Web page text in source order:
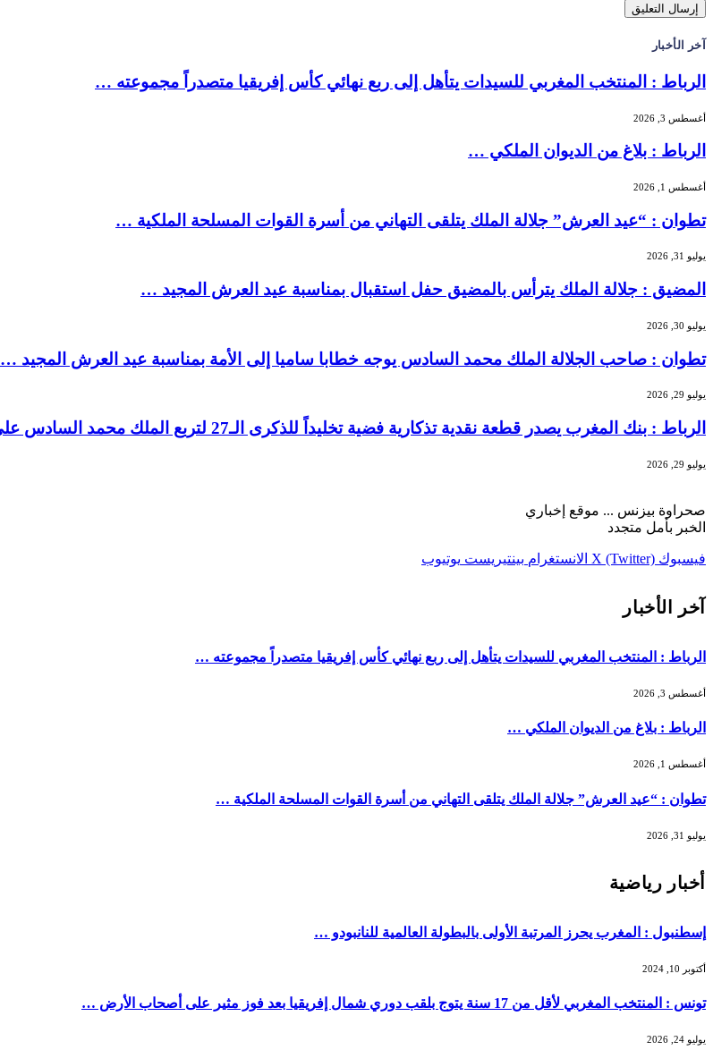
آخر الأخبار
الرباط : المنتخب المغربي للسيدات يتأهل إلى ربع نهائي كأس إفريقيا متصدراً مجموعته …
أغسطس 3, 2026
الرباط : بلاغ من الديوان الملكي …
أغسطس 1, 2026
تطوان : “عيد العرش” جلالة الملك يتلقى التهاني من أسرة القوات المسلحة الملكية …
يوليو 31, 2026
المضيق : جلالة الملك يترأس بالمضيق حفل استقبال بمناسبة عيد العرش المجيد …
يوليو 30, 2026
تطوان : صاحب الجلالة الملك محمد السادس يوجه خطابا ساميا إلى الأمة بمناسبة عيد العرش المجيد …
يوليو 29, 2026
الرباط : بنك المغرب يصدر قطعة نقدية تذكارية فضية تخليداً للذكرى الـ27 لتربع الملك محمد السادس على العرش …
يوليو 29, 2026
صحراوة بيزنس ... موقع إخباري
الخبر بأمل متجدد
فيسبوك X (Twitter) الانستغرام بينتيريست يوتيوب
آخر الأخبار
الرباط : المنتخب المغربي للسيدات يتأهل إلى ربع نهائي كأس إفريقيا متصدراً مجموعته …
أغسطس 3, 2026
الرباط : بلاغ من الديوان الملكي …
أغسطس 1, 2026
تطوان : “عيد العرش” جلالة الملك يتلقى التهاني من أسرة القوات المسلحة الملكية …
يوليو 31, 2026
أخبار رياضية
إسطنبول : المغرب يحرز المرتبة الأولى بالبطولة العالمية للنانبودو …
أكتوبر 10, 2024
تونس : المنتخب المغربي لأقل من 17 سنة يتوج بلقب دوري شمال إفريقيا بعد فوز مثير على أصحاب الأرض …
يوليو 24, 2026